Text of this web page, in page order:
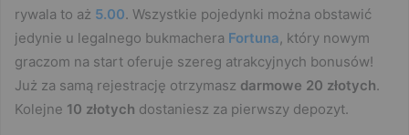
rywala to aż 5.00. Wszystkie pojedynki można obstawić
jedynie u legalnego bukmachera Fortuna, który nowym
graczom na start oferuje szereg atrakcyjnych bonusów!
Już za samą rejestrację otrzymasz darmowe 20 złotych.
Kolejne 10 złotych dostaniesz za pierwszy depozyt.